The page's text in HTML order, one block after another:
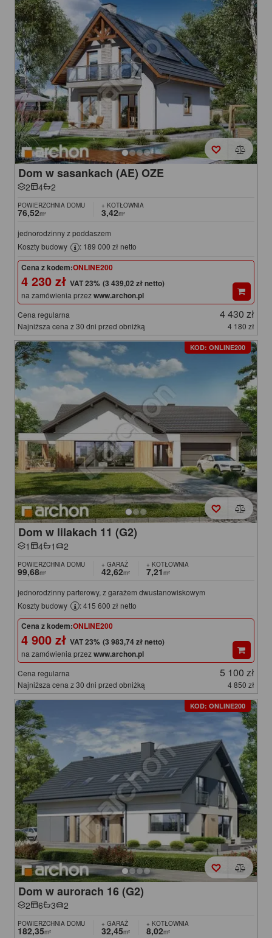
Dom w sasankach (AE) OZE
2 4 2
POWIERZCHNIA DOMU
76,52m²
+ KOTŁOWNIA
3,42m²
jednorodzinny z poddaszem
Koszty budowy
: 189 000 zł netto
Cena z kodem:ONLINE200
4 230 zł (3 439,02 zł netto)
na zamówienia przezwww.archon.pl
Cena regularna 4 430 zł
Najniższa cena z 30 dni przed obniżką 4 180 zł
KOD: ONLINE200
Dom w lilakach 11 (G2)
1 4 1 2
POWIERZCHNIA DOMU
99,68m²
+ GARAŻ
42,62m²
+ KOTŁOWNIA
7,21m²
jednorodzinny parterowy, z garażem dwustanowiskowym
Koszty budowy
: 415 600 zł netto
Cena z kodem:ONLINE200
4 900 zł (3 983,74 zł netto)
na zamówienia przezwww.archon.pl
Cena regularna 5 100 zł
Najniższa cena z 30 dni przed obniżką 4 850 zł
KOD: ONLINE200
Dom w aurorach 16 (G2)
2 6 3 2
POWIERZCHNIA DOMU
182,35m²
+ GARAŻ
32,45m²
+ KOTŁOWNIA
8,02m²